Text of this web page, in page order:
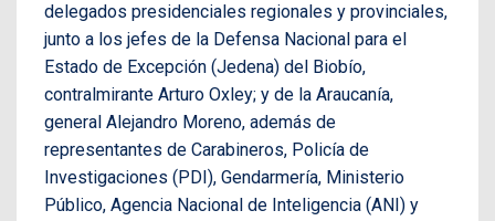
delegados presidenciales regionales y provinciales,
junto a los jefes de la Defensa Nacional para el
Estado de Excepción (Jedena) del Biobío,
contralmirante Arturo Oxley; y de la Araucanía,
general Alejandro Moreno, además de
representantes de Carabineros, Policía de
Investigaciones (PDI), Gendarmería, Ministerio
Público, Agencia Nacional de Inteligencia (ANI) y